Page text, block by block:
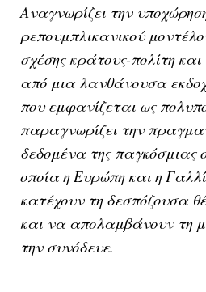
Αναγνωρίζει την
ρεπουμπλικανικού
σχέσης κράτους-πολίτη
από μια λανθάνουσα
που εμφανίζεται ως
παραγνωρίζει την
δεδομένα της παγκόσμιας
οποία η Ευρώπη και η
κατέχουν τη δεσπόζουσα
και να απολαμβάνουν τη
την συνόδευε.